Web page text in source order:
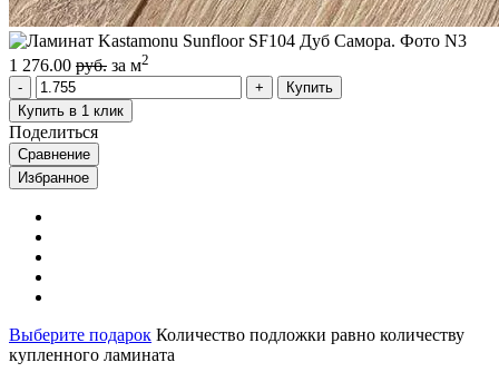
1 276.00 руб. за м2
Купить
Купить в 1 клик
Поделиться
Сравнение
Избранное
Выберите подарок Количество подложки равно количеству
купленного ламината